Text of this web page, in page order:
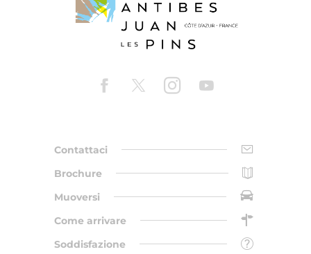
Contattaci
Brochure
Muoversi
Come arrivare
Soddisfazione